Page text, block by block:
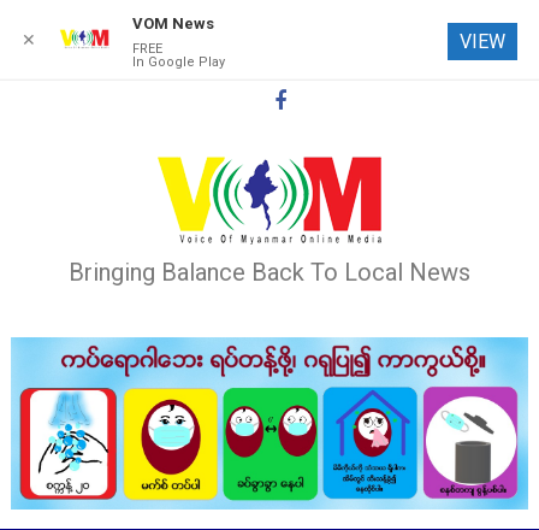
Bringing Balance Back To Local News
✕
VOM News
FREE
In Google Play
VIEW